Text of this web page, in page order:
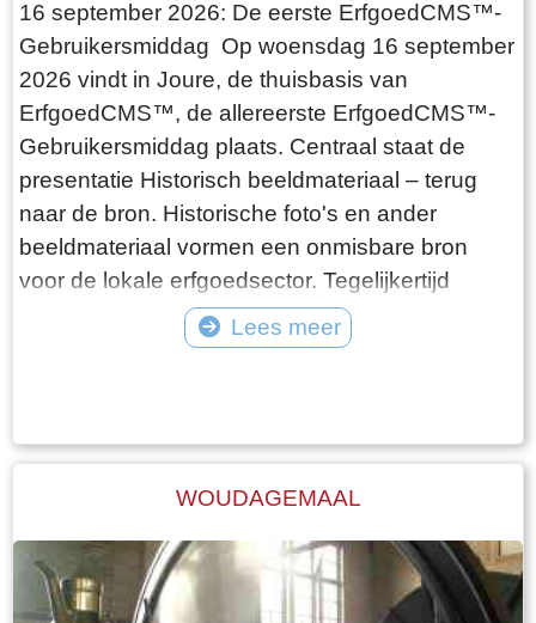
16 september 2026: De eerste ErfgoedCMS™-
Gebruikersmiddag Op woensdag 16 september
2026 vindt in Joure, de thuisbasis van
ErfgoedCMS™, de allereerste ErfgoedCMS™-
Gebruikersmiddag plaats. Centraal staat de
presentatie Historisch beeldmateriaal – terug
naar de bron. Historische foto's en ander
beeldmateriaal vormen een onmisbare bron
voor de lokale erfgoedsector. Tegelijkertijd
roepen zij vaak vragen op over herkomst,
auteursrechten en gebruiksmogelijkheden.
belangrijke rol heeft gespeeld, neemt u mee in
achter historische beelden schuilgaan.
Daarnaast presenteren verschillende
organisaties praktijkvoorbeelden van
Lees meer
WOUDAGEMAAL